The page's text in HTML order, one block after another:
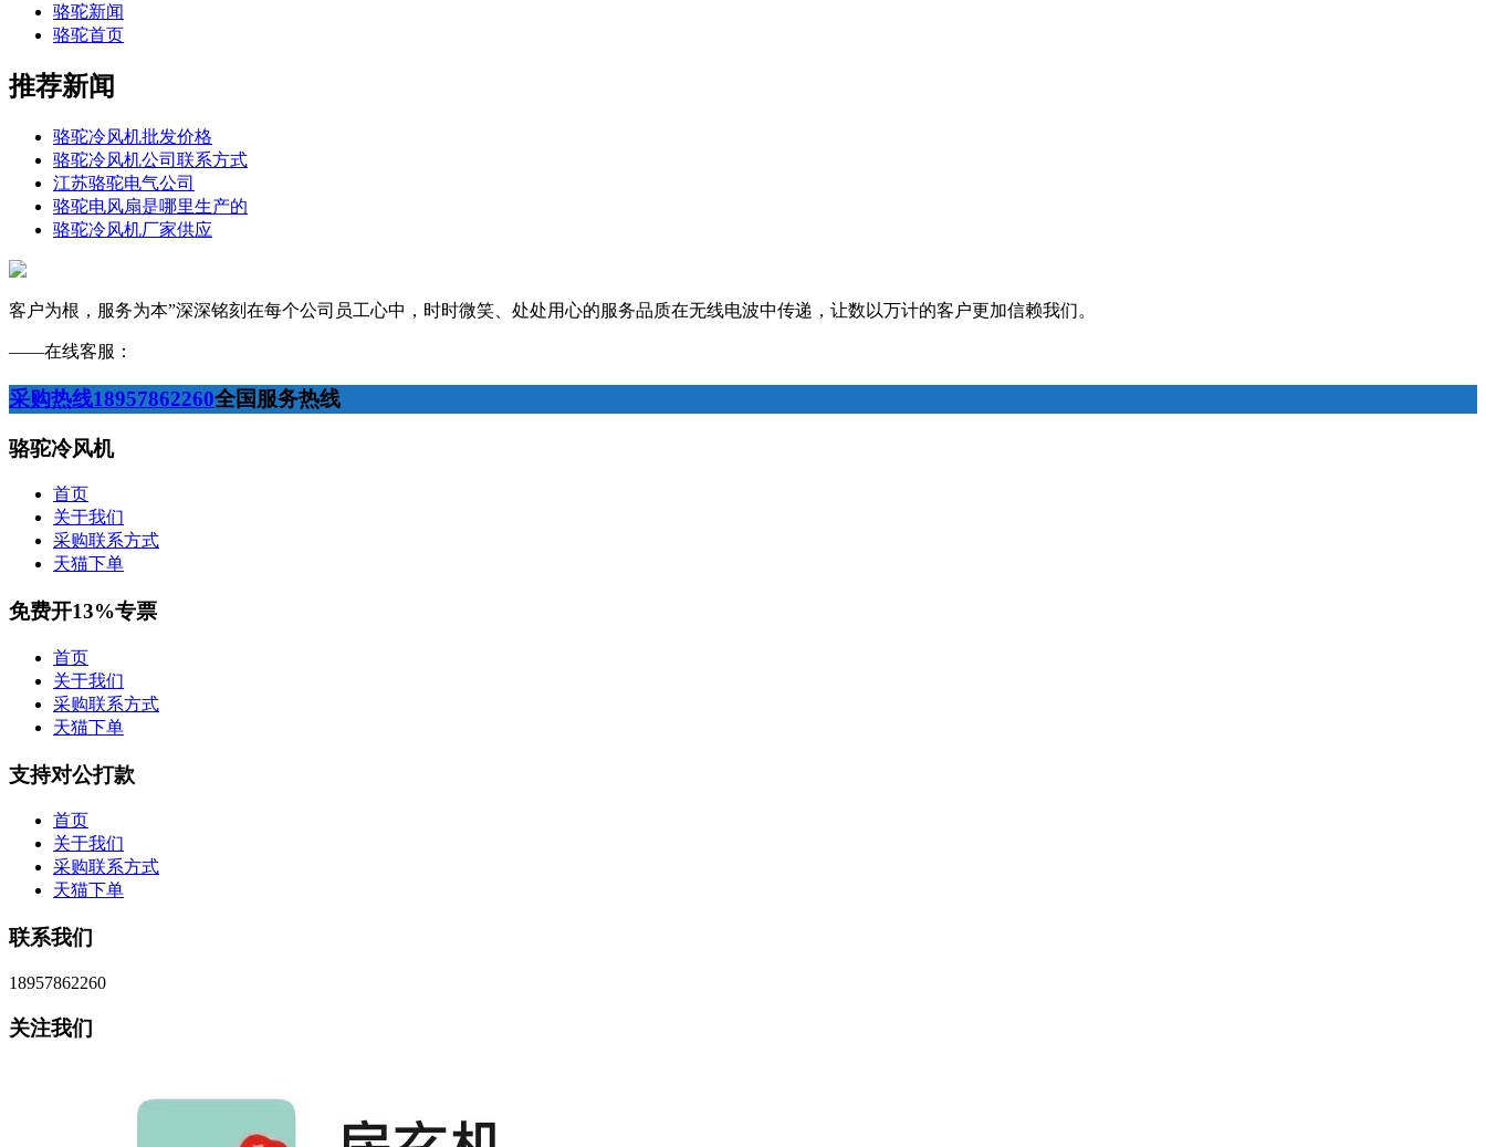
骆驼新闻
骆驼首页
推荐新闻
骆驼冷风机批发价格
骆驼冷风机公司联系方式
江苏骆驼电气公司
骆驼电风扇是哪里生产的
骆驼冷风机厂家供应
客户为根，服务为本”深深铭刻在每个公司员工心中，时时微笑、处处用心的服务品质在无线电波中传递，让数以万计的客户更加信赖我们。
——在线客服：
采购热线18957862260全国服务热线
骆驼冷风机
首页
关于我们
采购联系方式
天猫下单
免费开13%专票
首页
关于我们
采购联系方式
天猫下单
支持对公打款
首页
关于我们
采购联系方式
天猫下单
联系我们
18957862260
关注我们